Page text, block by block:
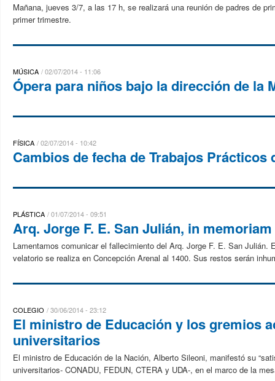
Mañana, jueves 3/7, a las 17 h, se realizará una reunión de padres de
primer trimestre.
MÚSICA 02/07/2014 - 11:06
Ópera para niños bajo la dirección de la
FÍSICA 02/07/2014 - 10:42
Cambios de fecha de Trabajos Prácticos
PLÁSTICA 01/07/2014 - 09:51
Arq. Jorge F. E. San Julián, in memoriam
Lamentamos comunicar el fallecimiento del Arq. Jorge F. E. San
velatorio se realiza en Concepción Arenal al 1400. Sus restos serán
COLEGIO 30/06/2014 - 23:12
El ministro de Educación y los gremios
universitarios
El ministro de Educación de la Nación, Alberto Sileoni, manifestó su
universitarios- CONADU, FEDUN, CTERA y UDA-, en el marco de la